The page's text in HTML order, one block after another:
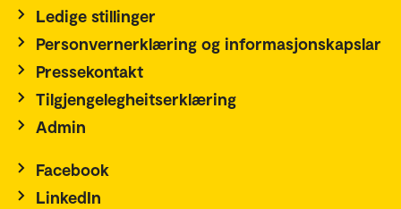
Ledige stillinger
Personvernerklæring og informasjonskapslar
Pressekontakt
Tilgjengelegheitserklæring
Admin
Facebook
LinkedIn